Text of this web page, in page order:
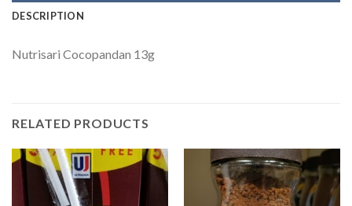
DESCRIPTION
Nutrisari Cocopandan 13g
RELATED PRODUCTS